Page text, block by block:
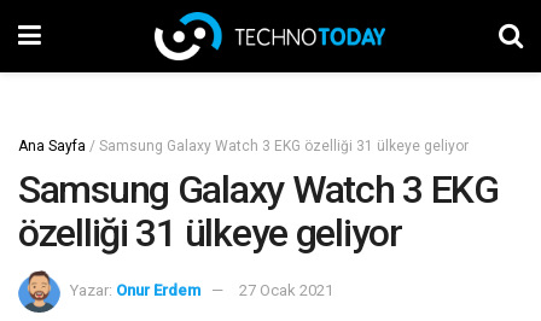
Ana Sayfa / Samsung Galaxy Watch 3 EKG özelliği 31 ülkeye geliyor
Samsung Galaxy Watch 3 EKG
özelliği 31 ülkeye geliyor
Yazar: Onur Erdem 27 Ocak 2021